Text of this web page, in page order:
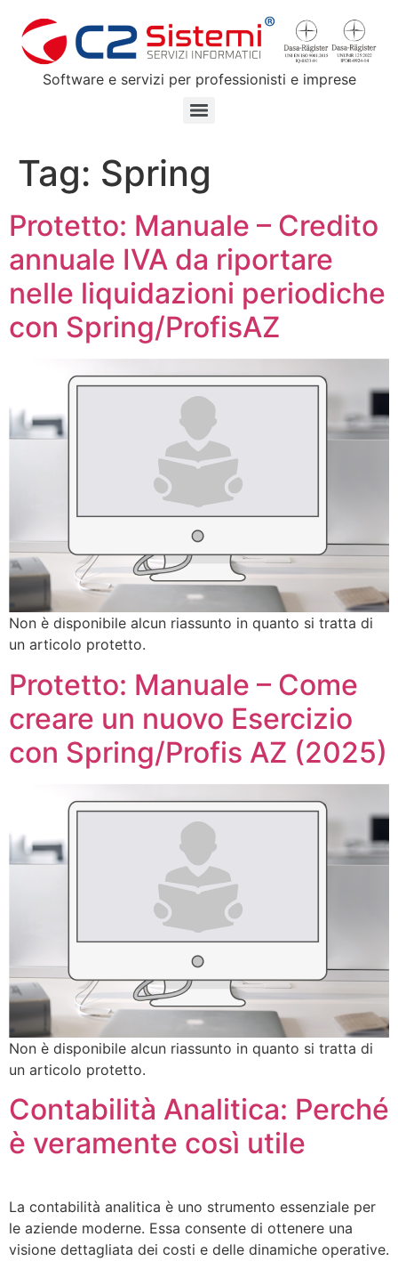
Software e servizi per professionisti e imprese
Tag: Spring
Protetto: Manuale – Credito
annuale IVA da riportare
nelle liquidazioni periodiche
con Spring/ProfisAZ
Non è disponibile alcun riassunto in quanto si tratta di
un articolo protetto.
Protetto: Manuale – Come
creare un nuovo Esercizio
con Spring/Profis AZ (2025)
Non è disponibile alcun riassunto in quanto si tratta di
un articolo protetto.
Contabilità Analitica: Perché
è veramente così utile
La contabilità analitica è uno strumento essenziale per
le aziende moderne. Essa consente di ottenere una
visione dettagliata dei costi e delle dinamiche operative.